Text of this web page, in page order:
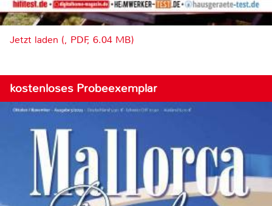
Jetzt laden (, PDF, 6.04 MB)
kostenloses Probeexemplar